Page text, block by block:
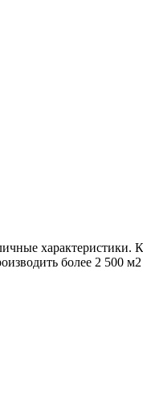
характеристики.
более 2 500